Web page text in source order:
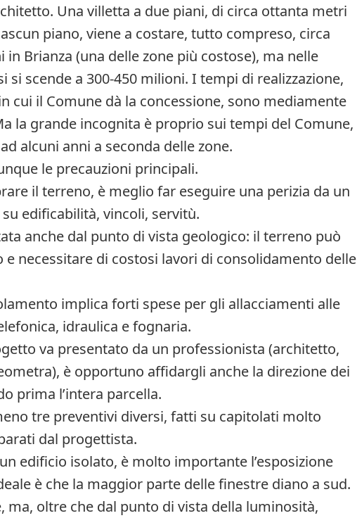
Una villetta a due piani, di circa ottanta metri
piano, viene a costare, tutto compreso, circa
in Brianza (una delle zone più costose), ma nelle
si scende a 300-450 milioni. I tempi di realizzazione,
cui il Comune dà la concessione, sono mediamente
la grande incognita è proprio sui tempi del Comune,
alcuni anni a seconda delle zone.
le precauzioni principali.
il terreno, è meglio far eseguire una perizia da un
edificabilità, vincoli, servitù.
anche dal punto di vista geologico: il terreno può
e necessitare di costosi lavori di consolidamento delle
implica forti spese per gli allacciamenti alle
idraulica e fognaria.
va presentato da un professionista (architetto,
è opportuno affidargli anche la direzione dei
prima l’intera parcella.
tre preventivi diversi, fatti su capitolati molto
dal progettista.
edificio isolato, è molto importante l’esposizione
è che la maggior parte delle finestre diano a sud.
ma, oltre che dal punto di vista della luminosità,